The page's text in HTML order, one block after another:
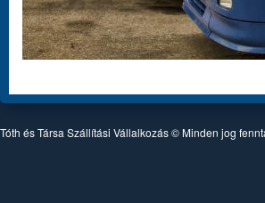
Tóth és Társa Szállítási Vállalkozás © Minden jog